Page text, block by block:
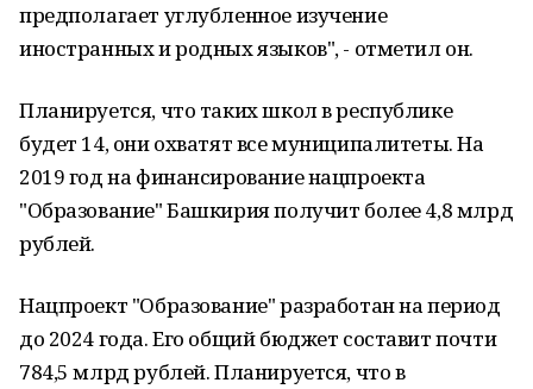
предполагает углубленное изучение
иностранных и родных языков", - отметил он.
Планируется, что таких школ в республике
будет 14, они охватят все муниципалитеты. На
2019 год на финансирование нацпроекта
"Образование" Башкирия получит более 4,8 млрд
рублей.
Нацпроект "Образование" разработан на период
до 2024 года. Его общий бюджет составит почти
784,5 млрд рублей. Планируется, что в